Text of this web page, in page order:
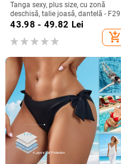
Tanga sexy, plus size, cu zonă
deschisă, talie joasă, dantelă - F29
43.98 - 49.82 Lei
add_shopping_cart